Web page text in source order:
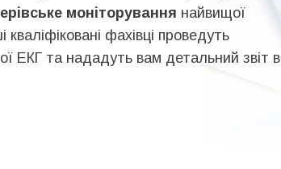
моніторування найвищої
кваліфіковані фахівці проведуть
ЕКГ та нададуть вам детальний звіт в